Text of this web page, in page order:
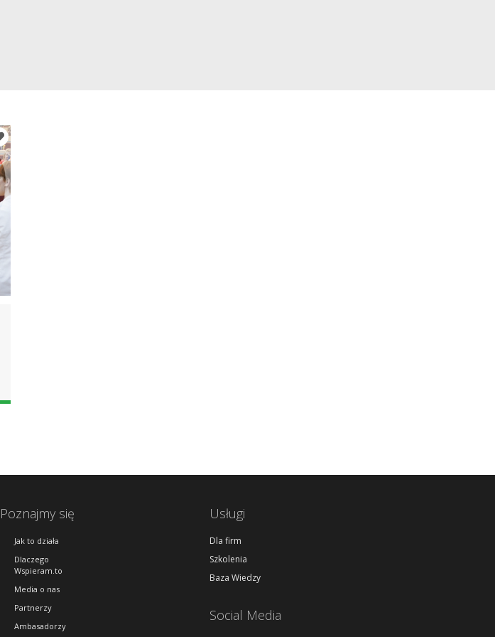
Poznajmy się
Jak to działa
Dlaczego
Wspieram.to
Media o nas
Partnerzy
Ambasadorzy
Usługi
Dla firm
Szkolenia
Baza Wiedzy
Social Media